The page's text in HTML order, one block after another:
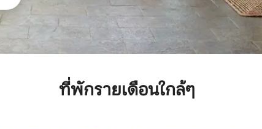
ที่พักรายเดือนใกล้ๆ